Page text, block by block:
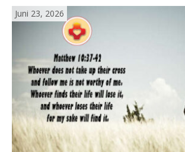
Juni 23, 2026